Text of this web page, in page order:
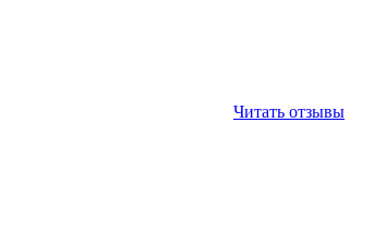
Читать отзывы